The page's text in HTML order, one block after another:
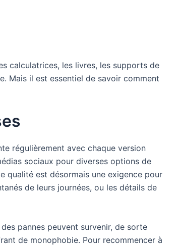
calculatrices, les livres, les supports de
Mais il est essentiel de savoir comment
régulièrement avec chaque version
sociaux pour diverses options de
qualité est désormais une exigence pour
de leurs journées, ou les détails de
pannes peuvent survenir, de sorte
de monophobie. Pour recommencer à